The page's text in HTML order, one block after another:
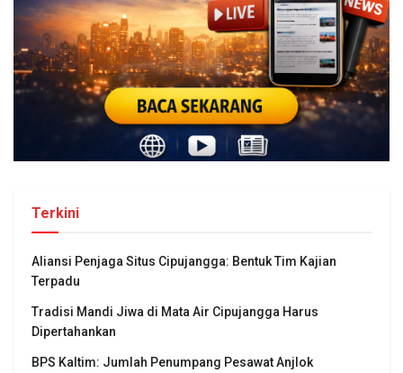
Terkini
Aliansi Penjaga Situs Cipujangga: Bentuk Tim Kajian
Terpadu
Tradisi Mandi Jiwa di Mata Air Cipujangga Harus
Dipertahankan
BPS Kaltim: Jumlah Penumpang Pesawat Anjlok